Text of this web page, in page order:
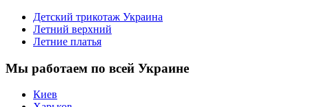
Детский трикотаж Украина
Летний верхний
Летние платья
Мы работаем по всей Украине
Киев